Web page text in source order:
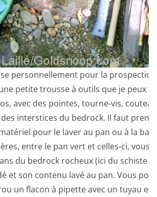
personnellement pour la prospection
petite trousse à outils que je peux
avec des pointes, tourne-vis,
interstices du bedrock. Il faut
pour le laver au pan ou à la
entre le pan vert et celles-ci, vous
du bedrock rocheux (ici du schiste
et son contenu lavé au pan. Vous
un flacon à pipette avec un tuyau et